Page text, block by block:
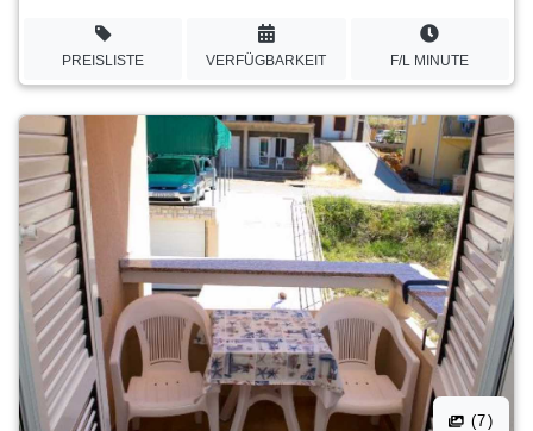
PREISLISTE VERFÜGBARKEIT F/L MINUTE
(7)